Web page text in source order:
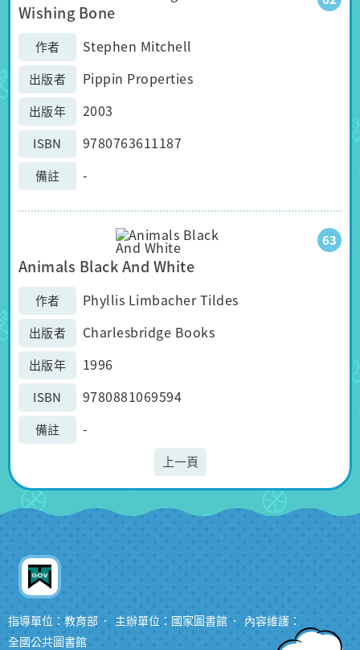
Wishing Bone
作者 Stephen Mitchell
出版者 Pippin Properties
出版年 2003
ISBN 9780763611187
備註 -
63
Animals Black And White
作者 Phyllis Limbacher Tildes
出版者 Charlesbridge Books
出版年 1996
ISBN 9780881069594
備註 -
上一頁
指導單位：教育部 主辦單位：國家圖書館
內容維護：
全國公共圖書館